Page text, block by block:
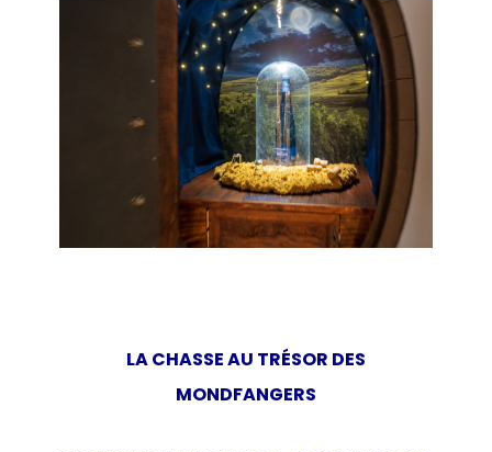
LA CHASSE AU TRÉSOR DES
MONDFANGERS